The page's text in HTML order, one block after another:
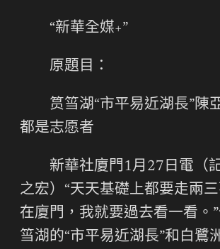
“新華全媒+”
原題目：
筼筜湖“市平易近湖長”陳
都是志愿者
新華社廈門1月27日電（
之宏）“天天基礎上都要走兩
在廈門，我就要過去看一看。
筜湖的“市平易近湖長”和白鷺